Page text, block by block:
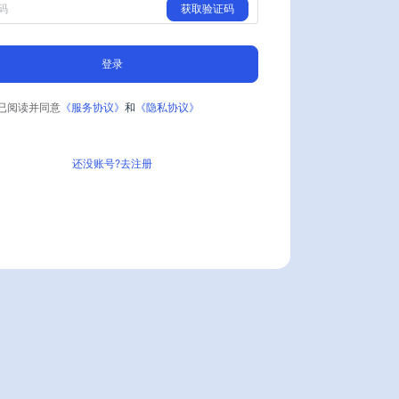
获取验证码
登录
阅读并同意 《服务协议》 和 《隐私协议》
还没账号?去注册